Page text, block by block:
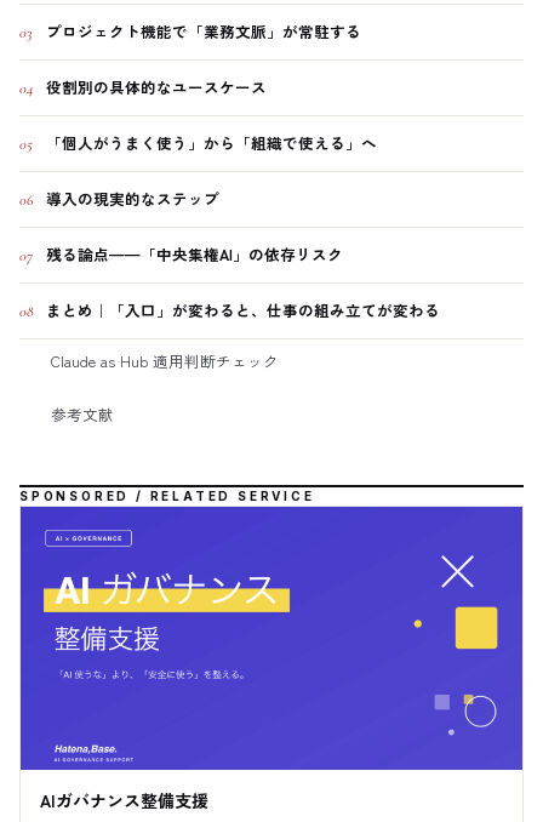
03 プロジェクト機能で「業務文脈」が常駐する
04 役割別の具体的なユースケース
05 「個人がうまく使う」から「組織で使える」へ
06 導入の現実的なステップ
07 残る論点——「中央集権AI」の依存リスク
08 まとめ｜「入口」が変わると、仕事の組み立てが変わる
Claude as Hub 適用判断チェック
参考文献
SPONSORED / RELATED SERVICE
AIガバナンス整備支援